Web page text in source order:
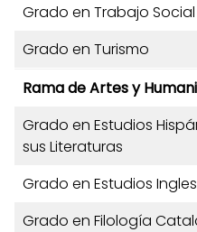
Grado en Trabajo Social
Grado en Turismo
Rama de Artes y
Grado en Estudios
sus Literaturas
Grado en Estudios
Grado en Filología